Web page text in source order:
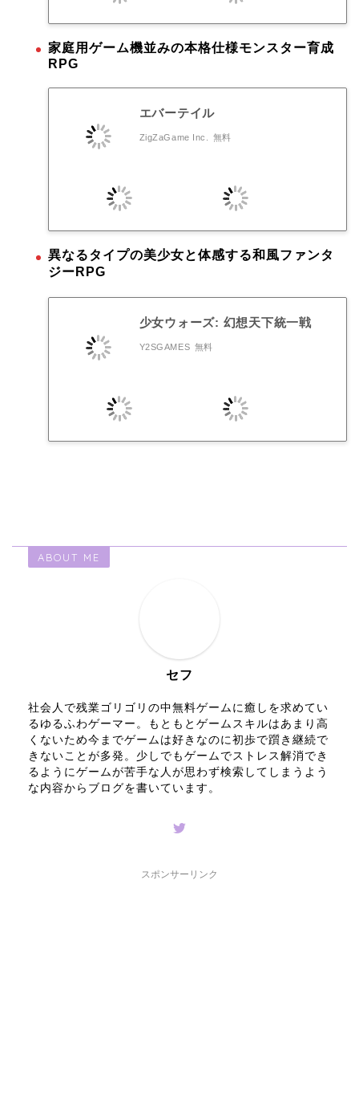
家庭用ゲーム機並みの本格仕様モンスター育成
RPG
エバーテイル
ZigZaGame Inc. 無料
異なるタイプの美少女と体感する和風ファンタ
ジーRPG
少女ウォーズ: 幻想天下統一戦
Y2SGAMES 無料
ABOUT ME
セフ
社会人で残業ゴリゴリの中無料ゲームに癒しを求めてい
るゆるふわゲーマー。もともとゲームスキルはあまり高
くないため今までゲームは好きなのに初歩で躓き継続で
きないことが多発。少しでもゲームでストレス解消でき
るようにゲームが苦手な人が思わず検索してしまうよう
な内容からブログを書いています。
スポンサーリンク